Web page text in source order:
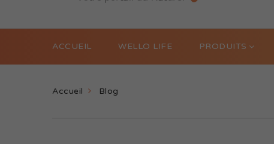
ACCUEIL WELLO LIFE PRODUITS
Accueil Blog